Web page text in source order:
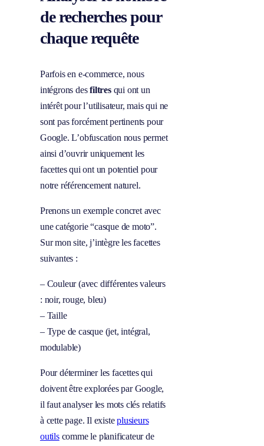
de recherches pour
chaque requête
Parfois en e-commerce, nous
intégrons desfiltresqui ont un
intérêt pour l’utilisateur, mais qui ne
sont pas forcément pertinents pour
Google. L’obfuscation nous permet
ainsi d’ouvrir uniquement les
facettes qui ont un potentiel pour
notre référencement naturel.
Prenons un exemple concret avec
une catégorie “casque de moto”.
Sur mon site, j’intègre les facettes
suivantes :
– Couleur (avec différentes valeurs
: noir, rouge, bleu)
– Taille
– Type de casque (jet, intégral,
modulable)
Pour déterminer les facettes qui
doivent être explorées par Google,
il faut analyser les mots clés relatifs
à cette page. Il existeplusieurs
outilscomme le planificateur de